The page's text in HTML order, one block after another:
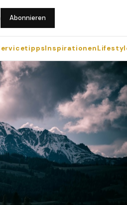
Abonnieren
Inspirationen